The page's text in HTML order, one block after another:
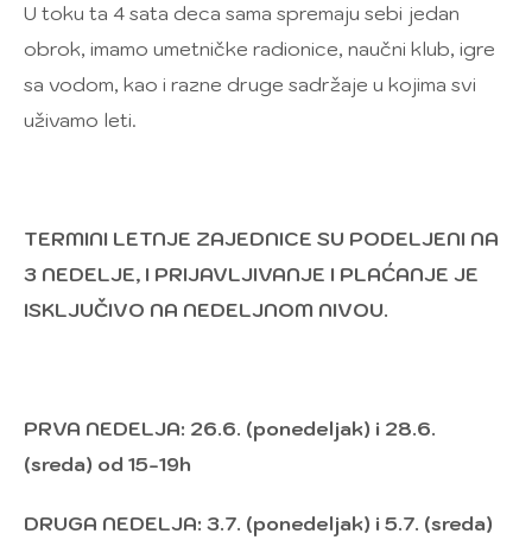
U toku ta 4 sata deca sama spremaju sebi jedan
obrok, imamo umetničke radionice, naučni klub, igre
sa vodom, kao i razne druge sadržaje u kojima svi
uživamo leti.
TERMINI LETNJE ZAJEDNICE SU PODELJENI NA
3 NEDELJE, I PRIJAVLJIVANJE I PLAĆANJE JE
ISKLJUČIVO NA NEDELJNOM NIVOU.
PRVA NEDELJA: 26.6. (ponedeljak) i 28.6.
(sreda) od 15-19h
DRUGA NEDELJA: 3.7. (ponedeljak) i 5.7. (sreda)